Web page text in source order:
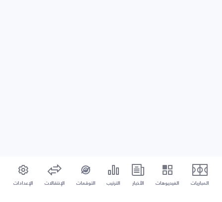
المباريات الفيديوهات الأخبار الترتيب التوقعات الإنتقالات الإعدادات